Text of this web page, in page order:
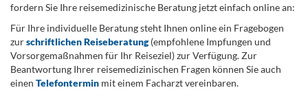
fordern Sie Ihre reisemedizinische Beratung jetzt einfach online an:
Für Ihre individuelle Beratung steht Ihnen online ein Fragebogen
zurschriftlichen Reiseberatung(empfohlene Impfungen und
Vorsorgemaßnahmen für Ihr Reiseziel) zur Verfügung. Zur
Beantwortung Ihrer reisemedizinischen Fragen können Sie auch
einen Telefontermin mit einem Facharzt vereinbaren.